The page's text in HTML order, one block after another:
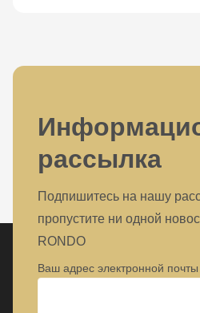
рассылка
Подпишитесь на нашу
пропустите ни одной
RONDO
Ваш адрес электронной